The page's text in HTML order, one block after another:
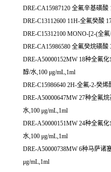
DRE-CA15987120 全氟辛基磺酸
DRE-C13112600 11H-全氟癸酸
DRE-C15312100 MONO-[2-(全
DRE-CA15986580 全氟癸烷磺酸
DRE-A50000152MW 18种全氟
醇/水,100 μg/mL,1ml
DRE-C15986640 2H-全氟-2-癸烯
DRE-A50000647MW 27种全氟
水,100 μg/mL,1ml
DRE-A50000151MW 24种全氟
水,100 μg/mL,1ml
DRE-A50000738MW 6种马萨诸
μg/mL,1ml